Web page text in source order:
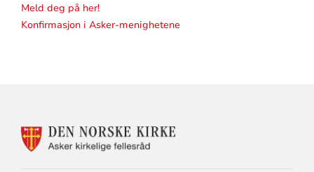
Meld deg på her!
Konfirmasjon i Asker-menighetene
KONTAKTINFORMASJON